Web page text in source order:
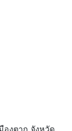
องตาก จังหวัด